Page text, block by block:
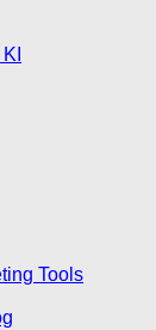
Tools